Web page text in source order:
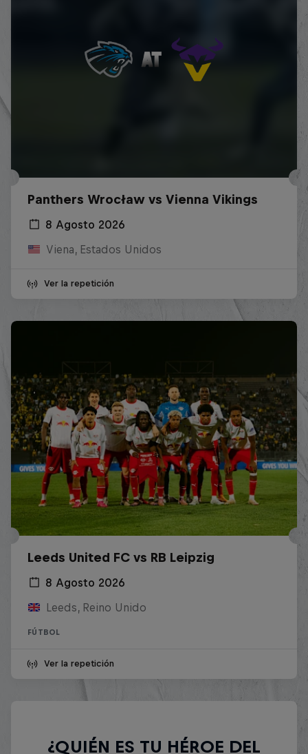
Panthers Wrocław vs Vienna Vikings
8 Agosto 2026
Viena, Estados Unidos
Ver la repetición
Leeds United FC vs RB Leipzig
8 Agosto 2026
Leeds, Reino Unido
FÚTBOL
Ver la repetición
¿QUIÉN ES TU HÉROE DEL